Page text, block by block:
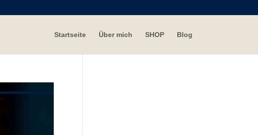
Startseite Über mich SHOP Blog